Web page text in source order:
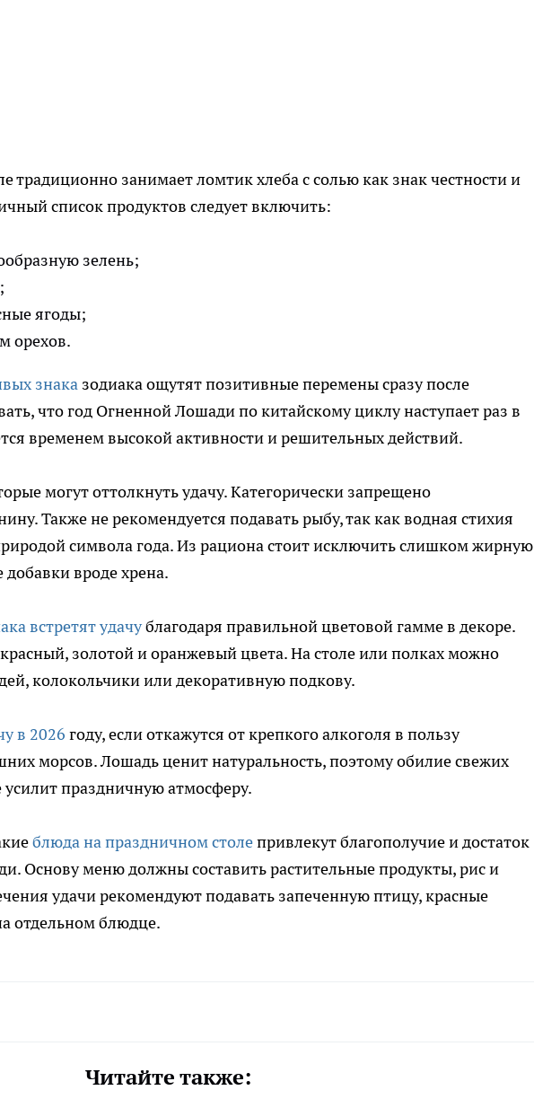
традиционно занимает ломтик хлеба с солью как знак честности и
список продуктов следует включить:
зелень;
ягоды;
орехов.
знака зодиака ощутят позитивные перемены сразу после
что год Огненной Лошади по китайскому циклу наступает раз в
временем высокой активности и решительных действий.
могут оттолкнуть удачу. Категорически запрещено
Также не рекомендуется подавать рыбу, так как водная стихия
символа года. Из рациона стоит исключить слишком жирную
вроде хрена.
встретят удачублагодаря правильной цветовой гамме в декоре.
золотой и оранжевый цвета. На столе или полках можно
колокольчики или декоративную подкову.
в 2026 году, если откажутся от крепкого алкоголя в пользу
морсов. Лошадь ценит натуральность, поэтому обилие свежих
праздничную атмосферу.
блюда на праздничном столепривлекут благополучие и достаток
Основу меню должны составить растительные продукты, рис и
удачи рекомендуют подавать запеченную птицу, красные
отдельном блюдце.
Читайте также: